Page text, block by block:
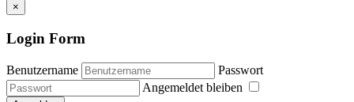
×
Login Form
Benutzername
Passwort
Angemeldet bleiben